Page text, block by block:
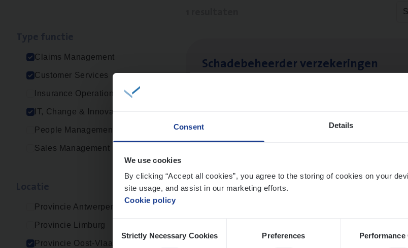
Consent Details
We use cookies
By clicking “Accept all cookies”, you agree to the storing of cookies on your
site usage, and assist in our marketing efforts.
Cookie policy
Selection
Strictly Necessary Cookies Preferences Performance
Claims Management
Customer Services
Insurance Operations
IT, Change & Innovation
People Management
Sales Management
Provincie Antwerpen
Provincie Limburg
Provincie Oost-Vlaanderen
Scha­de­be­heer­der verzekeringen